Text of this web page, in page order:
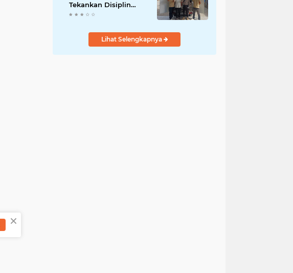
Tekankan Disiplin
Relawan Dapur,
Higienitas Jadi
Lihat Selengkapnya
×